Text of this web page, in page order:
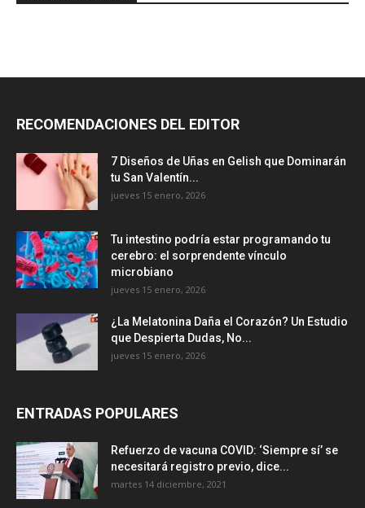
RECOMENDACIONES DEL EDITOR
7 Diseños de Uñas en Gelish que Dominarán
tu San Valentín...
jueves 15 enero, 2026
Tu intestino podría estar programando tu
cerebro: el sorprendente vínculo
microbiano
jueves 15 enero, 2026
¿La Melatonina Daña el Corazón? Un Estudio
que Despierta Dudas, No...
jueves 15 enero, 2026
ENTRADAS POPULARES
Refuerzo de vacuna COVID: ‘Siempre sí’ se
necesitará registro previo, dice...
martes 14 diciembre, 2021